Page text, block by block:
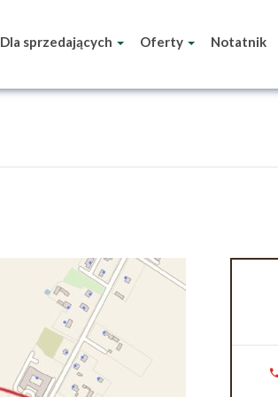
Dla sprzedających Oferty Notatnik